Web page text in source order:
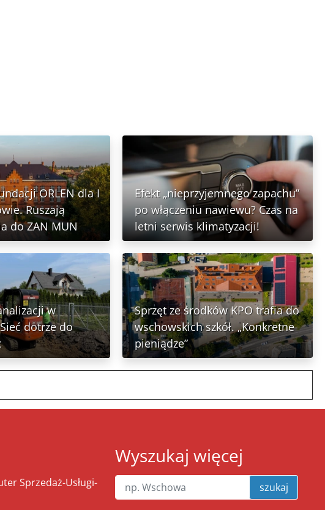
ORLEN dla I
Ruszają
do ZAN MUN
Efekt „nieprzyjemnego zapachu”
po włączeniu nawiewu? Czas na
letni serwis klimatyzacji!
w
dotrze do
Sprzęt ze środków KPO trafia do
wschowskich szkół. „Konkretne
pieniądze”
Sprzedaż-Usługi-
Wyszukaj więcej
szukaj